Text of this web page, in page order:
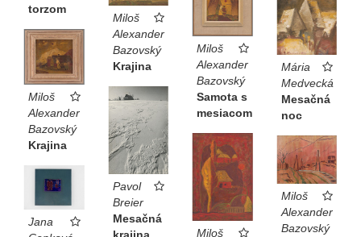
torzom
Miloš
Alexander
Bazovský
Samota s
mesiacom
Miloš
Alexander
Bazovský
Krajina
Mária
Medvecká
Mesačná
noc
Miloš
Alexander
Bazovský
Krajina
Pavol
Breier
Mesačná
Miloš
Miloš
Alexander
Bazovský
Jana